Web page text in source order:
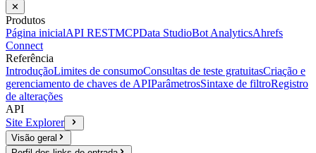
✕
Produtos
Página inicialAPI RESTMCPData StudioBot AnalyticsAhrefs
Connect
Referência
IntroduçãoLimites de consumoConsultas de teste gratuitasCriação e
gerenciamento de chaves de APIParâmetrosSintaxe de filtroRegistro
de alterações
API
Site Explorer
Visão geral